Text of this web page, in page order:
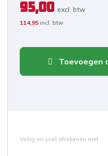
95,00 excl. btw
114,95 incl. btw
Toevoegen
Veilig en snel afrekenen met